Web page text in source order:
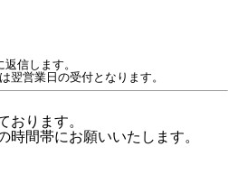
信します。
翌営業日の受付となります。
おります。
時間帯にお願いいたします。